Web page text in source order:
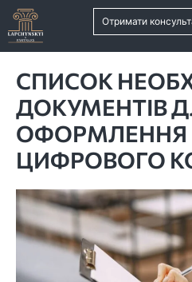
Отримати
СПИСОК
ДОКУМЕНТІВ
ОФОРМЛЕННЯ
ЦИФРОВОГО